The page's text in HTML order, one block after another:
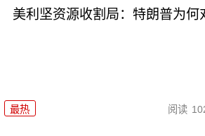
美利坚资源收割局：特朗普为何
最热 阅读